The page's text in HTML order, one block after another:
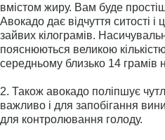
вмістом жиру. Вам буде
Авокадо дає відчуття ситості
зайвих кілограмів.
пояснюються великою
середньому близько 14 грамів
2. Також авокадо поліпшує
важливо і для запобігання
для контролювання голоду.